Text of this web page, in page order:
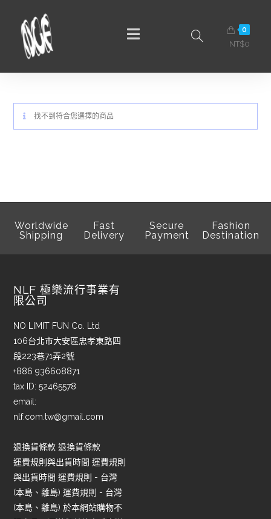
0
NT$0
找不到符合您選擇的商品
Worldwide
Shipping
Fast
Delivery
Secure
Payment
Fashion
Destination
NLF 極樂流行事業有
限公司
NO LIMIT FUN Co. Ltd
106台北市大安區忠孝東路四
段223巷71弄2號
+886 936608871
tax ID: 52465578
email:
nlf.com.tw@gmail.com
退換貨條款 退換貨條款
運費規則與出貨時間 運費規則
與出貨時間 運費規則 - 台灣
(本島、離島) 運費規則 - 台灣
(本島、離島) 於本網站購物不